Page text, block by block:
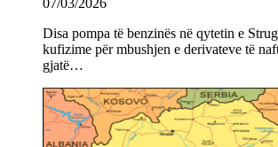
07/03/2026
Disa pompa të benzinës në qytetin e
kufizime për mbushjen e derivateve të
gjatë…